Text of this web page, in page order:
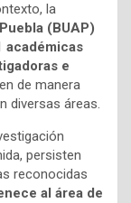
la
(BUAP)
académicas
e
de manera
diversas áreas.
persisten
reconocidas
al área de